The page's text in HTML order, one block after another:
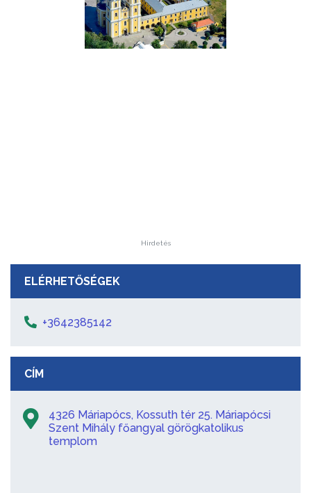
Hirdetés
ELÉRHETŐSÉGEK
+3642385142
CÍM
4326 Máriapócs, Kossuth tér 25. Máriapócsi
Szent Mihály főangyal görögkatolikus
templom